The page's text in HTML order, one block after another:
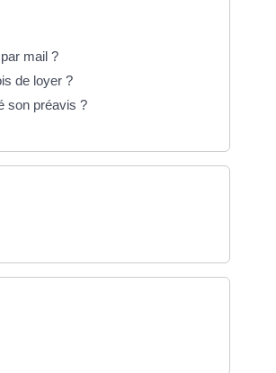
mail ?
de loyer ?
son préavis ?